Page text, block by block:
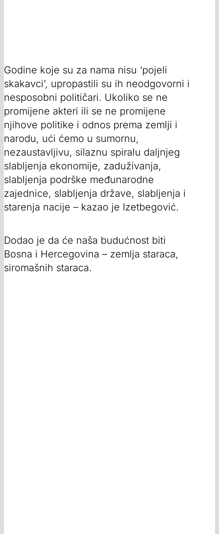
Godine koje su za nama nisu ‘pojeli
skakavci’, upropastili su ih neodgovorni i
nesposobni političari. Ukoliko se ne
promijene akteri ili se ne promijene
njihove politike i odnos prema zemlji i
narodu, ući ćemo u sumornu,
nezaustavljivu, silaznu spiralu daljnjeg
slabljenja ekonomije, zaduživanja,
slabljenja podrške međunarodne
zajednice, slabljenja države, slabljenja i
starenja nacije – kazao je Izetbegović.
Dodao je da će naša budućnost biti
Bosna i Hercegovina – zemlja staraca,
siromašnih staraca.